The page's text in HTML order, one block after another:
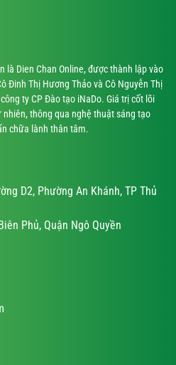
là Dien Chan Online, được thành lập vào
Đinh Thị Hương Thảo và Cô Nguyễn Thị
ty CP Đào tạo iNaDo. Giá trị cốt lõi
thông qua nghệ thuật sáng tạo
chữa lành thân tâm.
D2, Phường An Khánh, TP Thủ
Phủ, Quận Ngô Quyền